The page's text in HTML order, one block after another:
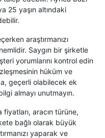
25 yaşın altındaki
araştırmanızı
Saygın bir şirketle
yorumlarını kontrol edin
hüküm ve
geçerli olabilecek ek
almayı unutmayın.
aracın türüne,
bağlı olarak büyük
yaparak ve